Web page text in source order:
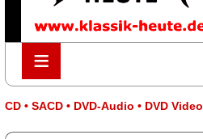
≡
≡
CD • SACD • DVD-Audio • DVD Video